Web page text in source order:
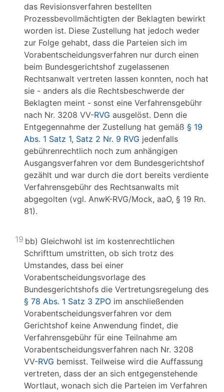
das Revisionsverfahren bestellten
Prozessbevollmächtigten der Beklagten bewirkt
worden ist. Diese Zustellung hat jedoch weder
zur Folge gehabt, dass die Parteien sich im
Vorabentscheidungsverfahren nur durch einen
beim Bundesgerichtshof zugelassenen
Rechtsanwalt vertreten lassen konnten, noch hat
sie - anders als die Rechtsbeschwerde der
Beklagten meint - sonst eine Verfahrensgebühr
nach Nr. 3208 VV-RVG ausgelöst. Denn die
Entgegennahme der Zustellung hat gemäß § 19
Abs. 1 Satz 1, Satz 2 Nr. 9 RVG jedenfalls
gebührenrechtlich noch zum anhängigen
Ausgangsverfahren vor dem Bundesgerichtshof
gezählt und war durch die dort bereits verdiente
Verfahrensgebühr des Rechtsanwalts mit
abgegolten (vgl. AnwK-RVG/Mock, aaO, § 19 Rn.
81).
19 bb) Gleichwohl ist im kostenrechtlichen
Schrifttum umstritten, ob sich trotz des
Umstandes, dass bei einer
Vorabentscheidungsvorlage des
Bundesgerichtshofs die Vertretungsregelung des
§ 78 Abs. 1 Satz 3 ZPO im anschließenden
Vorabentscheidungsverfahren vor dem
Gerichtshof keine Anwendung findet, die
Verfahrensgebühr für eine Teilnahme am
Vorabentscheidungsverfahren nach Nr. 3208
VV-RVG bemisst. Teilweise wird die Auffassung
vertreten, dass der an sich entgegenstehende
Wortlaut, wonach sich die Parteien im Verfahren